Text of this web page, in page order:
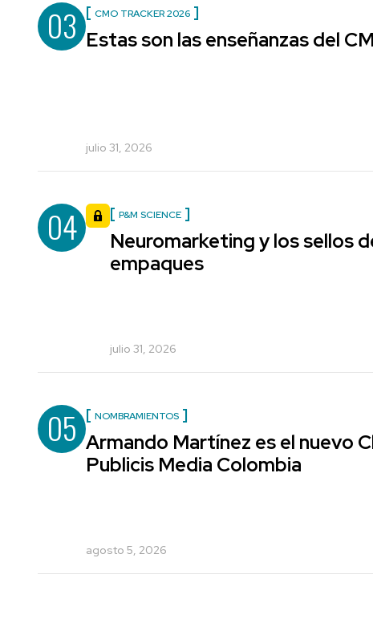
03 CMO TRACKER 2026
Estas son las enseñanzas del
julio 31, 2026
04 P&M SCIENCE
Neuromarketing y los sellos
empaques
julio 31, 2026
05 NOMBRAMIENTOS
Armando Martínez es el nuevo
Publicis Media Colombia
agosto 5, 2026